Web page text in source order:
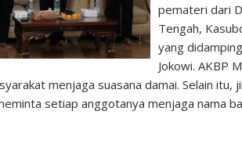
pemateri dari
Tengah,
yang
Jokowi. AKBP
menjaga suasana damai. Selain itu,
setiap anggotanya menjaga nama